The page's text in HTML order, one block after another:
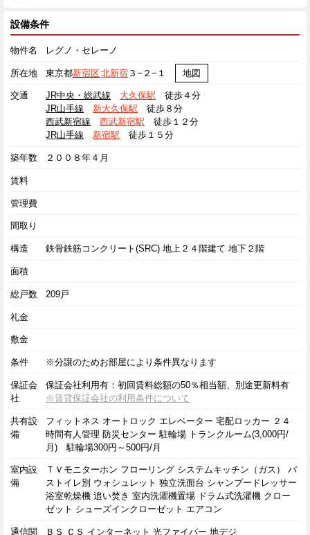
設備条件
物件名 レグノ・セレーノ
所在地 東京都新宿区北新宿 ３−２−１ 地図
交通 JR中央・総武線 大久保駅 徒歩４分
JR山手線
新大久保駅 徒歩８分
西武新宿線
西武新宿駅 徒歩１２分
JR山手線
新宿駅 徒歩１５分
築年数 ２００８年４月
賃料
管理費
間取り
構造 鉄骨鉄筋コンクリート(SRC) 地上２４階建て 地下２階
面積
総戸数 209戸
礼金
敷金
条件 ※分譲のためお部屋により条件異なります
保証会
社
保証会社利用有：初回賃料総額の50％相当額、別途更新料有
※賃貸保証会社の利用条件について
共有設
備
フィットネス オートロック エレベーター 宅配ロッカー ２４
時間有人管理 防災センター 駐輪場 トランクルーム(3,000円/
月) 駐輪場300円～500円/月
室内設
備
ＴＶモニターホン フローリング システムキッチン（ガス） バ
ストイレ別 ウォシュレット 独立洗面台 シャンプードレッサー
浴室乾燥機 追い焚き 室内洗濯機置場 ドラム式洗濯機 クロー
ゼット シューズインクローゼット エアコン
通信関 ＢＳ ＣＳ インターネット 光ファイバー 地デジ